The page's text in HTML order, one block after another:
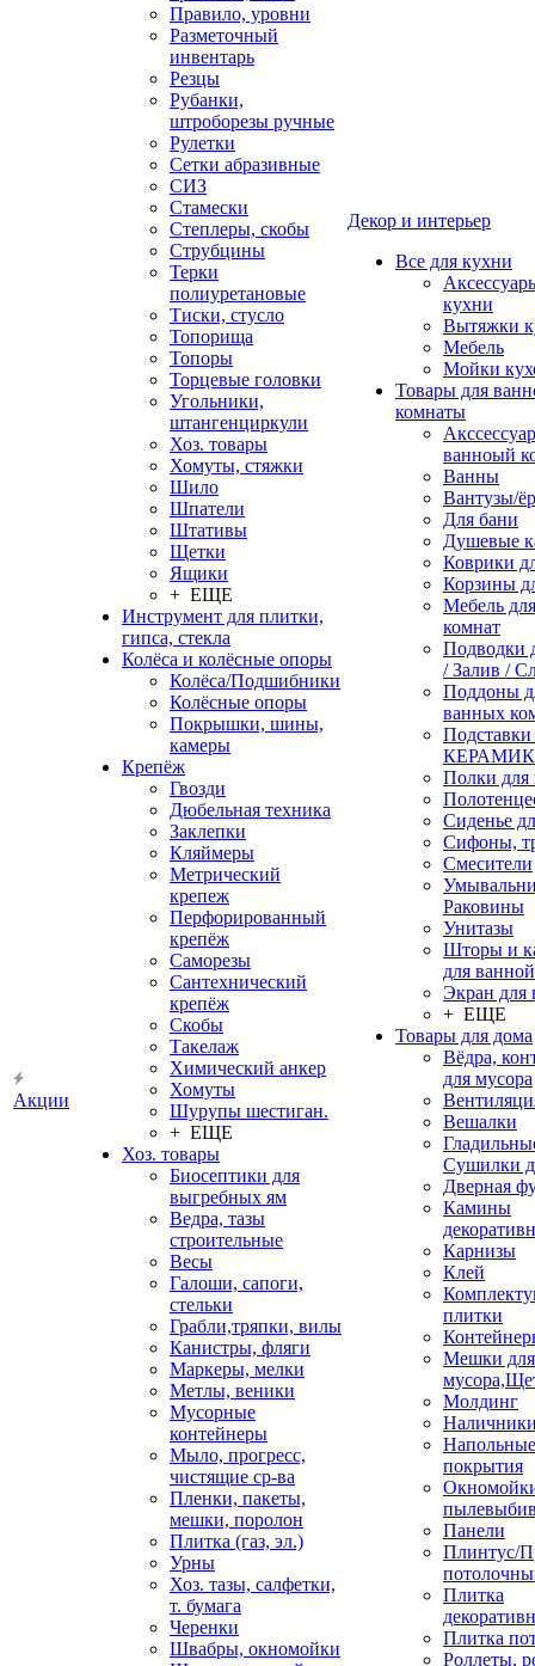
Акции
Правило, уровни
Разметочный
инвентарь
Резцы
Рубанки,
штроборезы ручные
Рулетки
Сетки абразивные
СИЗ
Стамески
Степлеры, скобы
Струбцины
Терки
полиуретановые
Тиски, стусло
Топорища
Топоры
Торцевые головки
Угольники,
штангенциркули
Хоз. товары
Хомуты, стяжки
Шило
Шпатели
Штативы
Щетки
Ящики
+ ЕЩЕ
Инструмент для плитки,
гипса, стекла
Колёса и колёсные опоры
Колёса/Подшибники
Колёсные опоры
Покрышки, шины,
камеры
Крепёж
Гвозди
Дюбельная техника
Заклепки
Кляймеры
Метрический
крепеж
Перфорированный
крепёж
Саморезы
Сантехнический
крепёж
Скобы
Такелаж
Химический анкер
Хомуты
Шурупы шестиган.
+ ЕЩЕ
Хоз. товары
Биосептики для
выгребных ям
Ведра, тазы
строительные
Весы
Галоши, сапоги,
стельки
Грабли,тряпки, вилы
Канистры, фляги
Маркеры, мелки
Метлы, веники
Мусорные
контейнеры
Мыло, прогресс,
чистящие ср-ва
Пленки, пакеты,
мешки, поролон
Плитка (газ, эл.)
Урны
Хоз. тазы, салфетки,
т. бумага
Черенки
Швабры, окномойки
Декор и интерьер
Все для кухни
кухни
Вытяжки
Мебель
Мойки
Товары для
комнаты
ванноый
Ванны
Вантузы/
Для бани
Душевые
Коврики
Корзины
Мебель
комнат
Подводки
/ Залив /
Поддоны
ванных
Полки для
Сиденье
Сифоны,
Смесители
Раковины
Унитазы
Шторы и
для ванной
Экран для
+ ЕЩЕ
Товары для дома
Вёдра,
для мусора
Вешалки
Сушилки
Дверная
Камины
Карнизы
Клей
плитки
Мешки для
Молдинг
Напольные
покрытия
Панели
Плинтус/
Плитка
Плитка
Роллеты,